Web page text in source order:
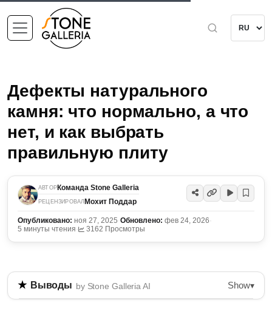
Дефекты натурального
камня: что нормально, а что
нет, и как выбрать
правильную плиту
АВТОР Команда Stone Galleria
РЕЦЕНЗИРОВАЛ Мохит Поддар
Опубликовано: ноя 27, 2025·Обновлено: фев 24, 2026·
5 минуты чтения· 3162 Просмотры
Выводы by Stone Galleria AI Show▾